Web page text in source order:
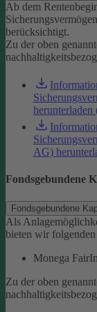
Ab dem
berücksichtigt.
Zu der oben
AG)
Fondsgebundene
Fondsgebundene
Als
bieten wir folgenden
Monega
Zu der oben